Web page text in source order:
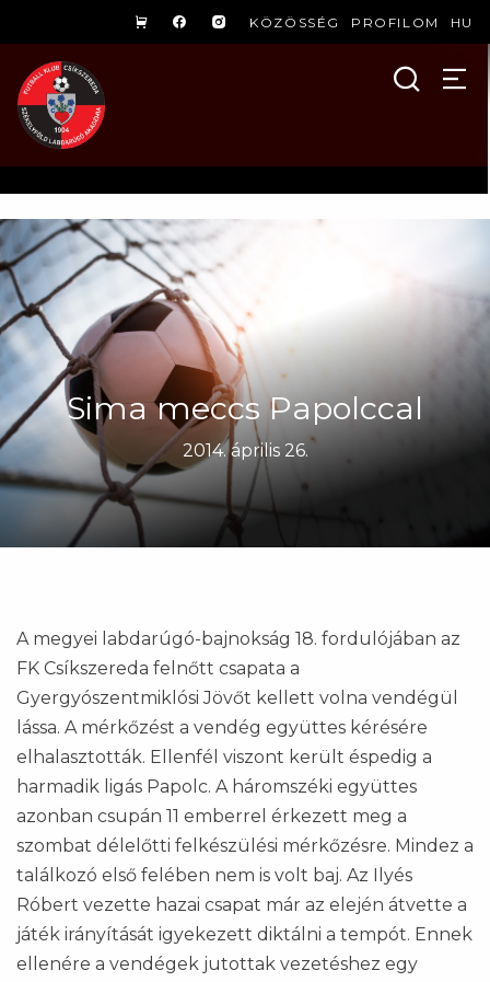
KÖZÖSSÉG PROFILOM HU
Sima meccs Papolccal
2014. április 26.
A megyei labdarúgó-bajnokság 18. fordulójában az
FK Csíkszereda felnőtt csapata a
Gyergyószentmiklósi Jövőt kellett volna vendégül
lássa. A mérkőzést a vendég együttes kérésére
elhalasztották. Ellenfél viszont került éspedig a
harmadik ligás Papolc. A háromszéki együttes
azonban csupán 11 emberrel érkezett meg a
szombat délelőtti felkészülési mérkőzésre. Mindez a
találkozó első felében nem is volt baj. Az Ilyés
Róbert vezette hazai csapat már az elején átvette a
játék irányítását igyekezett diktálni a tempót. Ennek
ellenére a vendégek jutottak vezetéshez egy